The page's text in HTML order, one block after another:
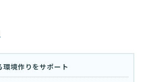
環境作りをサポート